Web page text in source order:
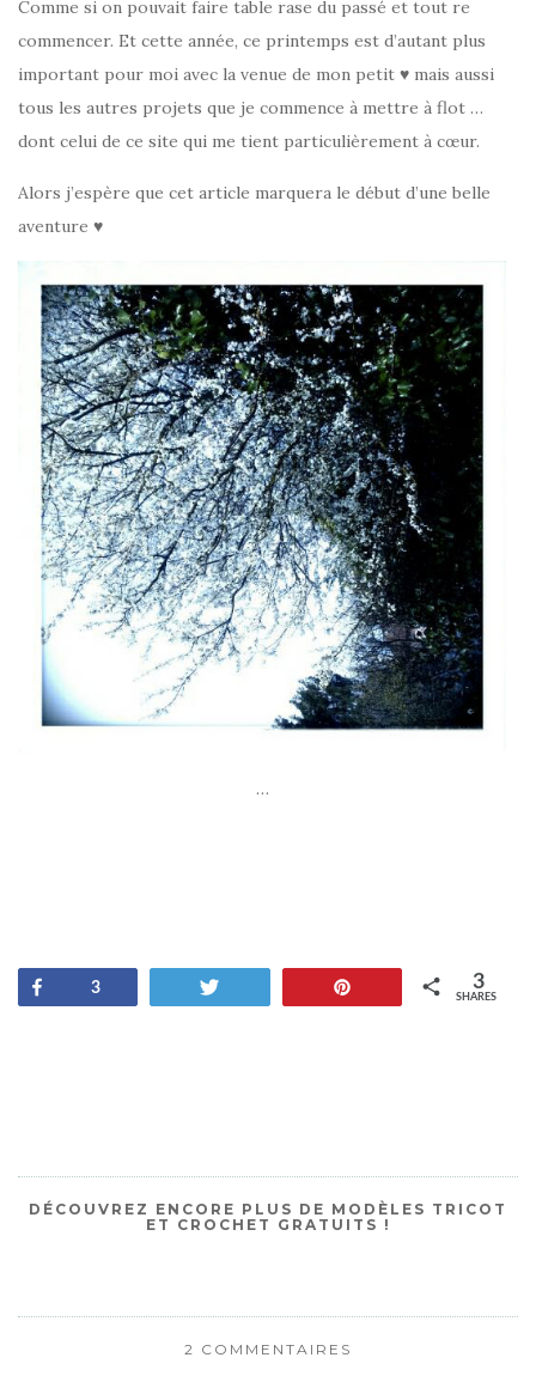
Comme si on pouvait faire table rase du passé et tout re
commencer. Et cette année, ce printemps est d’autant plus
important pour moi avec la venue de mon petit ♥ mais aussi
tous les autres projets que je commence à mettre à flot …
dont celui de ce site qui me tient particulièrement à cœur.
Alors j’espère que cet article marquera le début d’une belle
aventure ♥
…
Share
3
SHARES
3
DÉCOUVREZ ENCORE PLUS DE MODÈLES TRICOT
ET CROCHET GRATUITS !
2 COMMENTAIRES